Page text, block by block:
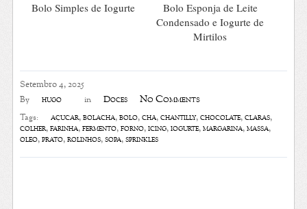
Setembro 4, 2025
By hugo in Doces No Comments
Tags: açúcar,bolacha,bolo,chá,chantilly,chocolate,claras,
colher,farinha,fermento,forno,icing,iogurte,margarina,massa,
óleo,prato,rolinhos,sopa,sprinkles
Bolo Simples de Iogurte
Bolo Esponja de Leite
Condensado e Iogurte de
Mirtilos